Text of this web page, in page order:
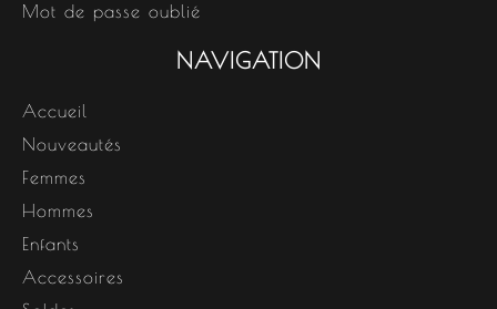
Mot de passe oublié
NAVIGATION
Accueil
Nouveautés
Femmes
Hommes
Enfants
Accessoires